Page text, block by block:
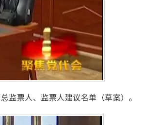
监票人、监票人建议名单（草案）。